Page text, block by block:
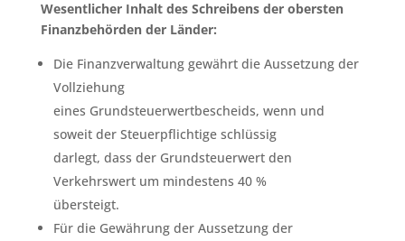
Wesentlicher Inhalt des Schreibens der obersten
Finanzbehörden der Länder:
Die Finanzverwaltung gewährt die Aussetzung der
Vollziehung
eines Grundsteuerwertbescheids, wenn und
soweit der Steuerpflichtige schlüssig
darlegt, dass der Grundsteuerwert den
Verkehrswert um mindestens 40 %
übersteigt.
Für die Gewährung der Aussetzung der